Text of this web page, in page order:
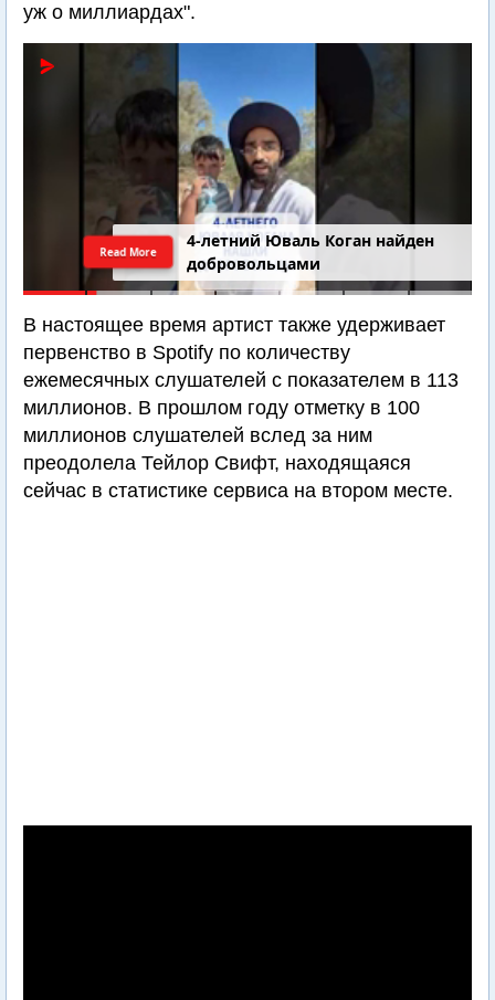
уж о миллиардах".
4-летний Юваль Коган найден
добровольцами
Read More
В настоящее время артист также удерживает
первенство в Spotify по количеству
ежемесячных слушателей с показателем в 113
миллионов. В прошлом году отметку в 100
миллионов слушателей вслед за ним
преодолела Тейлор Свифт, находящаяся
сейчас в статистике сервиса на втором месте.